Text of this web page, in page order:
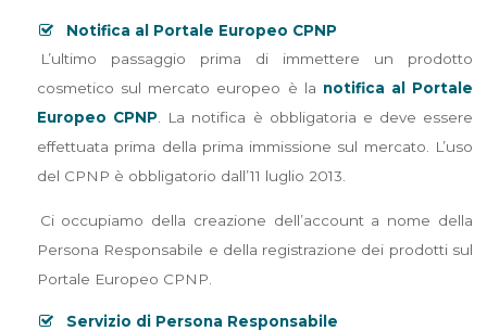
Notifica al Portale Europeo CPNP
L’ultimo passaggio prima di immettere un prodotto
cosmetico sul mercato europeo è la notifica al Portale
Europeo CPNP. La notifica è obbligatoria e deve essere
effettuata prima della prima immissione sul mercato. L’uso
del CPNP è obbligatorio dall’11 luglio 2013.
Ci occupiamo della creazione dell’account a nome della
Persona Responsabile e della registrazione dei prodotti sul
Portale Europeo CPNP.
Servizio di Persona Responsabile